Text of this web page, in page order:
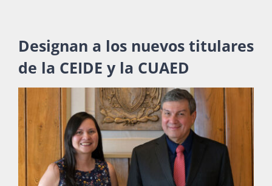
La Boletina
Blog
Recursos
Designan a los nuevos titulares
de la CEIDE y la CUAED